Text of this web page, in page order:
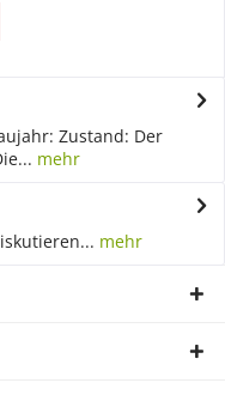
Zustand: Der
mehr
mehr